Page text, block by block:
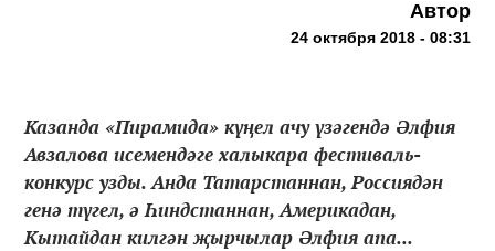
Автор
24 октября 2018 - 08:31
Казанда «Пирамида» күңел ачу үзәгендә Әлфия
Авзалова исемендәге халыкара фестиваль-
конкурс узды. Анда Татарстаннан, Россиядән
генә түгел, ә Һиндстаннан, Америкадан,
Кытайдан килгән җырчылар Әлфия апа...